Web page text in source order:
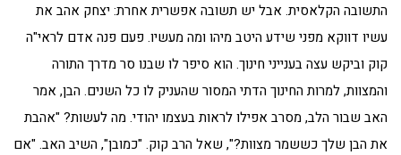
התשובה הקלאסית. אבל יש תשובה אפשרית אחרת: יצחק אהב את
עשיו דווקא מפני שידע היטב מיהו ומה מעשיו. פעם פנה אדם לראי"ה
קוק וביקש עצה בענייני חינוך. הוא סיפר לו שבנו סר מדרך התורה
והמצוות, למרות החינוך הדתי המסור שהעניק לו כל השנים. הבן, אמר
האב שבור הלב, מסרב אפילו לראות בעצמו יהודי. מה לעשות? "אהבת
את הבן שלך כששמר מצוות?", שאל הרב קוק. "כמובן", השיב האב. "אם